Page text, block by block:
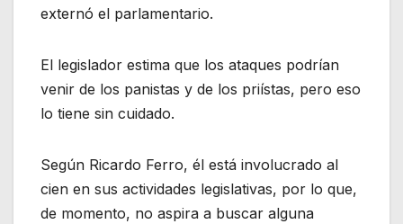
externó el parlamentario.
El legislador estima que los ataques podrían
venir de los panistas y de los priístas, pero eso
lo tiene sin cuidado.
Según Ricardo Ferro, él está involucrado al
cien en sus actividades legislativas, por lo que,
de momento, no aspira a buscar alguna